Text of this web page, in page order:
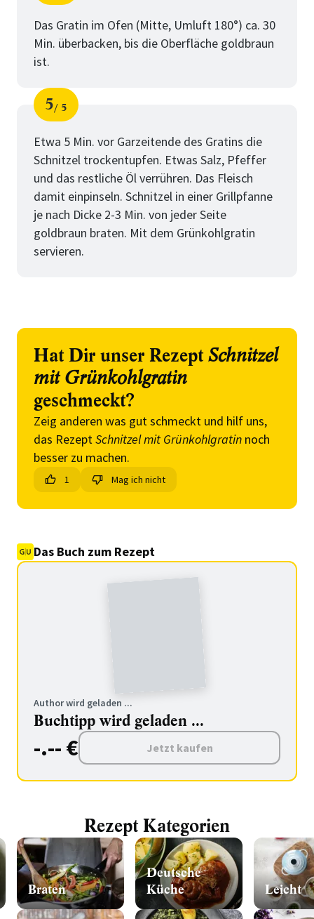
Schritt
von
Das Gratin im Ofen (Mitte, Umluft 180°) ca. 30
Min. überbacken, bis die Oberfläche goldbraun
ist.
Schritt
5
von
5
Etwa 5 Min. vor Garzeitende des Gratins die
Schnitzel trockentupfen. Etwas Salz, Pfeffer
und das restliche Öl verrühren. Das Fleisch
damit einpinseln. Schnitzel in einer Grillpfanne
je nach Dicke 2-3 Min. von jeder Seite
goldbraun braten. Mit dem Grünkohlgratin
servieren.
Hat Dir unser Rezept Schnitzel
mit Grünkohlgratin
geschmeckt?
Zeig anderen was gut schmeckt und hilf uns,
das RezeptSchnitzel mit Grünkohlgratin noch
besser zu machen.
1 Mag ich nicht
Das Buch zum Rezept
Author wird geladen ...
Buchtipp wird geladen ...
-.-- € Jetzt kaufen
Rezept Kategorien
Braten
Deutsche
Küche
Leicht